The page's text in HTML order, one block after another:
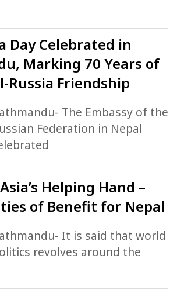
Day Celebrated in
Marking 70 Years of
Russia Friendship
The Embassy of the
Federation in Nepal
Asia’s Helping Hand –
of Benefit for Nepal
It is said that world
revolves around the